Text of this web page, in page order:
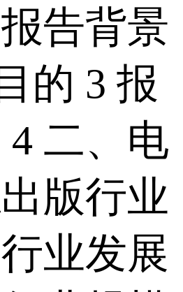
告背景
的 3 报
二、电
版行业
业发展